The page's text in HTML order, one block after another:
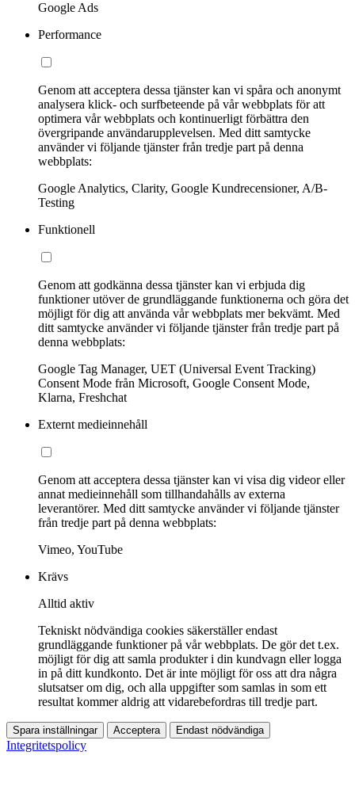
Google Ads
Performance
Genom att acceptera dessa tjänster kan vi spåra och anonymt
analysera klick- och surfbeteende på vår webbplats för att
optimera vår webbplats och kontinuerligt förbättra den
övergripande användarupplevelsen. Med ditt samtycke
använder vi följande tjänster från tredje part på denna
webbplats:
Google Analytics, Clarity, Google Kundrecensioner, A/B-
Testing
Funktionell
Genom att godkänna dessa tjänster kan vi erbjuda dig
funktioner utöver de grundläggande funktionerna och göra det
möjligt för dig att använda vår webbplats mer bekvämt. Med
ditt samtycke använder vi följande tjänster från tredje part på
denna webbplats:
Google Tag Manager, UET (Universal Event Tracking)
Consent Mode från Microsoft, Google Consent Mode,
Klarna, Freshchat
Externt medieinnehåll
Genom att acceptera dessa tjänster kan vi visa dig videor eller
annat medieinnehåll som tillhandahålls av externa
leverantörer. Med ditt samtycke använder vi följande tjänster
från tredje part på denna webbplats:
Vimeo, YouTube
Krävs
Alltid aktiv
Tekniskt nödvändiga cookies säkerställer endast
grundläggande funktioner på vår webbplats. De gör det t.ex.
möjligt för dig att samla produkter i din kundvagn eller logga
in på ditt kundkonto. Det är inte möjligt för oss att dra några
slutsatser om dig, och alla uppgifter som samlas in som ett
resultat kommer aldrig att vidarebefordras till tredje part.
Spara inställningar Acceptera Endast nödvändiga
Integritetspolicy